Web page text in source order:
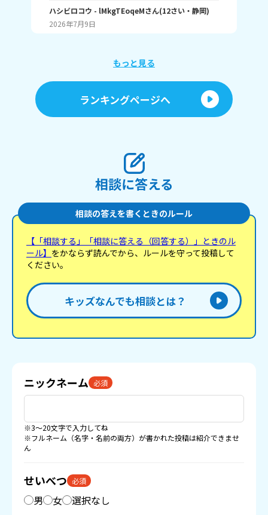
で、めちゃくちゃ活躍しまーす！BGMやったり、委
員長会を運営したり、会を運営したり、それぞれの
委員会を支えたり、みんなの意見を聞いたり！とに
ハシビロコウ - lMkgTEoqeMさん(12さい・ 静岡)
2026年7月9日
もっと見る
ランキングページへ
相談に答える
相談の答えを書くときのルール
【「相談する」「相談に答える（回答する）」ときのル
ール】 をかならず読んでから、ルールを守って投稿して
ください。
キッズなんでも相談とは？
ニックネーム 必須
※3〜20文字で入力してね
※フルネーム（名字・名前の両方）が書かれた投稿は紹介できませ
ん
せいべつ 必須
男 女 選択なし